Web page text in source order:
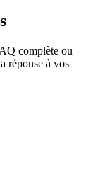
complète ou
réponse à vos